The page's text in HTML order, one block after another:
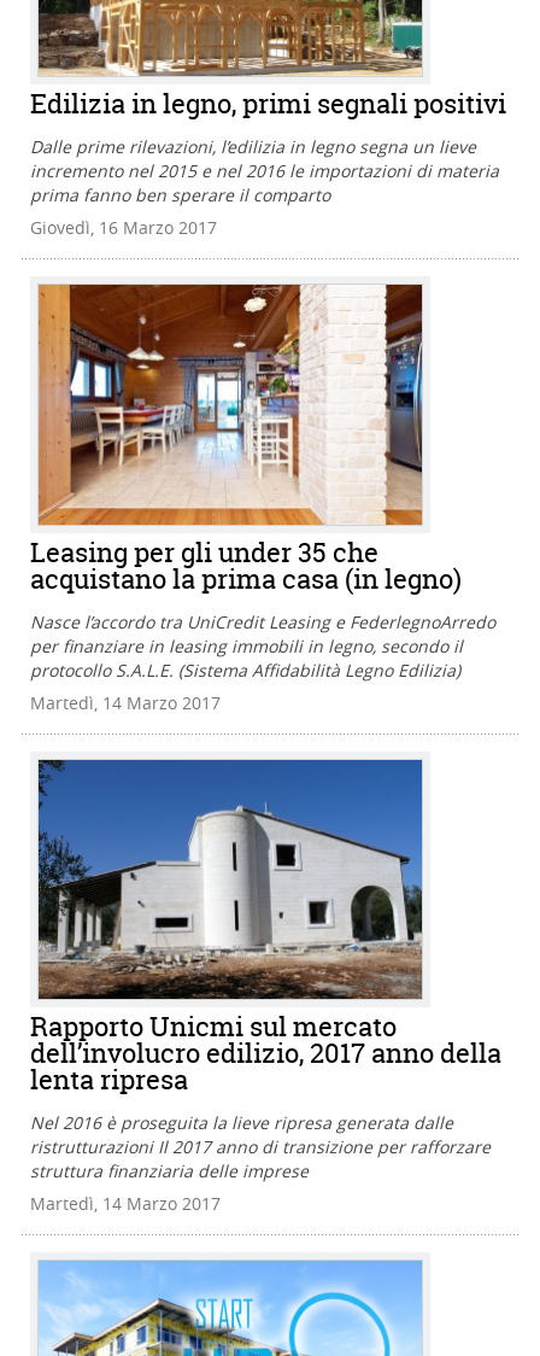
Edilizia in legno, primi segnali positivi
Dalle prime rilevazioni, l’edilizia in legno segna un lieve
incremento nel 2015 e nel 2016 le importazioni di materia
prima fanno ben sperare il comparto
Giovedì, 16 Marzo 2017
Leasing per gli under 35 che
acquistano la prima casa (in legno)
Nasce l’accordo tra UniCredit Leasing e FederlegnoArredo
per finanziare in leasing immobili in legno, secondo il
protocollo S.A.L.E. (Sistema Affidabilità Legno Edilizia)
Martedì, 14 Marzo 2017
Rapporto Unicmi sul mercato
dell’involucro edilizio, 2017 anno della
lenta ripresa
Nel 2016 è proseguita la lieve ripresa generata dalle
ristrutturazioni Il 2017 anno di transizione per rafforzare
struttura finanziaria delle imprese
Martedì, 14 Marzo 2017